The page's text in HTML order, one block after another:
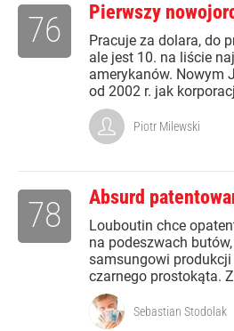
Pierwszy
Pracuje za dolara, do
ale jest 10. na liście
amerykanów. Nowym
od 2002 r. jak
76
Piotr Milewski
Absurd
Louboutin chce
na podeszwach
samsungowi
czarnego prostokąta.
78
Sebastian Stodolak